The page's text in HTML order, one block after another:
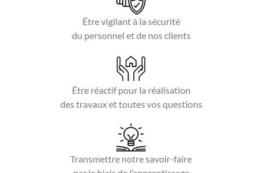
Être vigilant à la sécurité
du personnel et de nos clients
Être réactif pour la réalisation
des travaux et toutes vos questions
Transmettre notre savoir-faire